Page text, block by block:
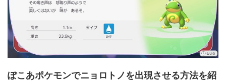
ぽこあポケモンでニョロトノを出現させる方法を紹